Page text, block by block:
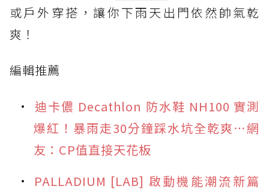
或戶外穿搭，讓你下雨天出門依然帥氣乾
爽！
編輯推薦
迪卡儂 Decathlon 防水鞋 NH100 實測
爆紅！暴雨走30分鐘踩水坑全乾爽⋯網
友：CP值直接天花板
PALLADIUM [LAB] 啟動機能潮流新篇